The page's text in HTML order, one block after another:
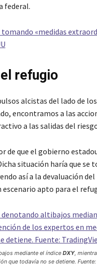
federal.
«medidas
refugio
alcistas del lado de
encontramos a las
a las salidas del
que el gobierno
situación haría que se
así a la devaluación
apto para el
mediante el índice DXY,
que todavía no se detiene. Fuente: